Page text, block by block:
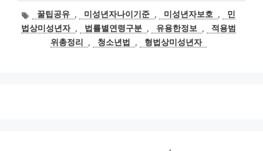
태
그
꿀팁공유 , 미성년자나이기준 , 미성년자보호 ,
민
법상미성년자 , 법률별연령구분 , 유용한정보 ,
적용범
위총정리
, 청소년법 , 형법상미성년자